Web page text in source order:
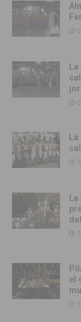
el